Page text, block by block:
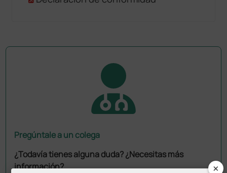
Pregúntale a un colega
¿Todavía tienes alguna duda? ¿Necesitas más
información?
×